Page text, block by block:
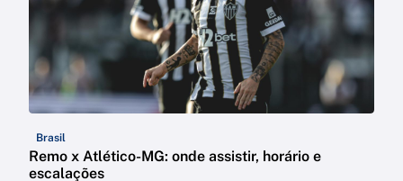
Brasil
Remo x Atlético-MG: onde assistir, horário e
escalações